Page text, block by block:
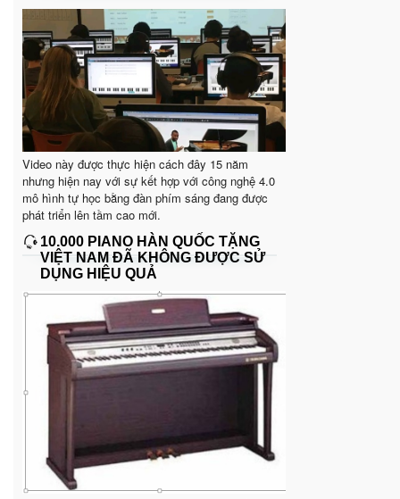
Video này được thực hiện cách đây 15 năm
nhưng hiện nay với sự kết hợp với công nghệ 4.0
mô hình tự học bằng đàn phím sáng đang được
phát triển lên tầm cao mới.
10.000 PIANO HÀN QUỐC TẶNG
VIỆT NAM ĐÃ KHÔNG ĐƯỢC SỬ
DỤNG HIỆU QUẢ